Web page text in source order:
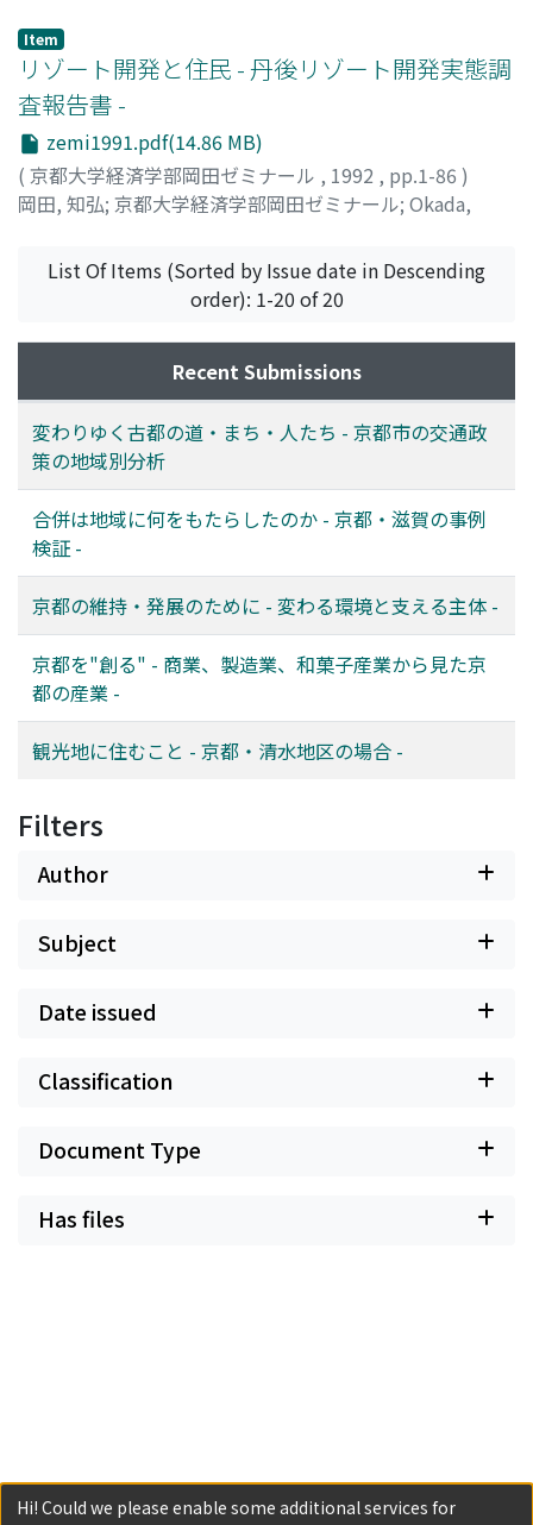
都圏など府外市場向けの比較的高値の京野菜であること、
しかも、みず莱や壬生菜などの特定品目に特化しつつあ
り、京都府内や市内では逆に割高感があり消費を拡大する
ためには生産者や行政サイドで独自の取り組みが必要であ
ること、また京野菜ブームのなかで他県産の野菜が市場に
参入しており、これへの対応も生産、流通面で必要になっ
ていることに注目し、食の安全性に重点をおいた地産地消
いると指摘している。もとより、以上のような大きなテー
マを学生が実質半年の調査で完全に解明しきることは不可
ると思う。大小に関わらず、忌博のないご意見、ご感想を
する3回生ゼミナールの学生が、全員で分担して執筆して
いる。多くの学生が執筆しているために、論述の精粗や日
本語表現の拙さも散見される。とはいえ、経済学の教科書
的な枠組みからは捉えきれない「地域の個性」「京都らし
さ」という困難で複雑な応用問題に、敢えて挑戦し、若い
者直な感性で苦労しながらまとめた学生たちに心から拍手
を送りたいと思う。
地域と、京都府南部の相楽郡の事例を続く2つの章で分析
している。そこでは、合併をめぐる各地域内の市町村の利
害対立の関係が具体的に描き出されている。そして最後の
章では、総括として「合併で地域再生はなさるか」という
問題について、試論を提起している。 もとより、本書の内
容につちえは、事実誤認があったり、異論もあるかと思
う。大小に関わらず、忌憚のないご意見、ご感想を頂けれ
2･3回生ゼミナールの学生が、分担執筆を行っている。多
くの学生が執筆しているために、論述の精粗や日本語表現
の拙さも散見される。だが、専門の研究者も困難を感じる
重いテーマに体当たりで取組み、若い感性で分析した本報
告書は、十分読み応えのある作品になっているかと思う。
Item
リゾート開発と住民 - 丹後リゾート開発実態調
査報告書 -
zemi1991.pdf(14.86 MB)
( 京都大学経済学部岡田ゼミナール , 1992 , pp.1-86 )
岡田, 知弘; 京都大学経済学部岡田ゼミナール; Okada,
List Of Items (Sorted by Issue date in Descending
order): 1-20 of 20
Recent Submissions
変わりゆく古都の道・まち・人たち - 京都市の交通政
策の地域別分析
合併は地域に何をもたらしたのか - 京都・滋賀の事例
検証 -
京都の維持・発展のために - 変わる環境と支える主体 -
京都を"創る" - 商業、製造業、和菓子産業から見た京
都の産業 -
観光地に住むこと - 京都・清水地区の場合 -
Filters
Author
Subject
Date issued
Classification
Document Type
Has files
Hi! Could we please enable some additional services for